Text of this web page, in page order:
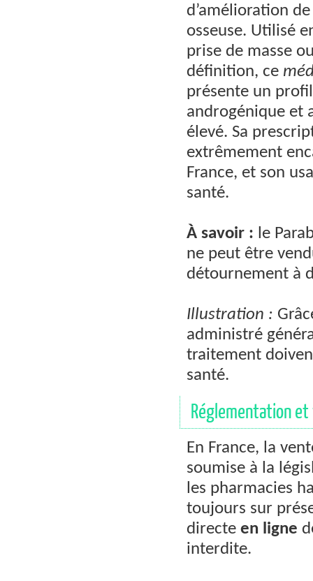
d’amélioration
osseuse. Utilisé
prise de masse
définition, ce
présente un
androgénique et
élevé. Sa
extrêmement
France, et son
santé.
À savoir : le
ne peut être
détournement à
Illustration :
administré
traitement
santé.
Réglementation et
En France, la
soumise à la
les pharmacies
toujours sur
directe en ligne
interdite.